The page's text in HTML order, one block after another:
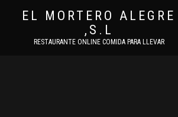
EL MORTERO ALEGRE
,S.L
RESTAURANTE ONLINE COMIDA PARA LLEVAR